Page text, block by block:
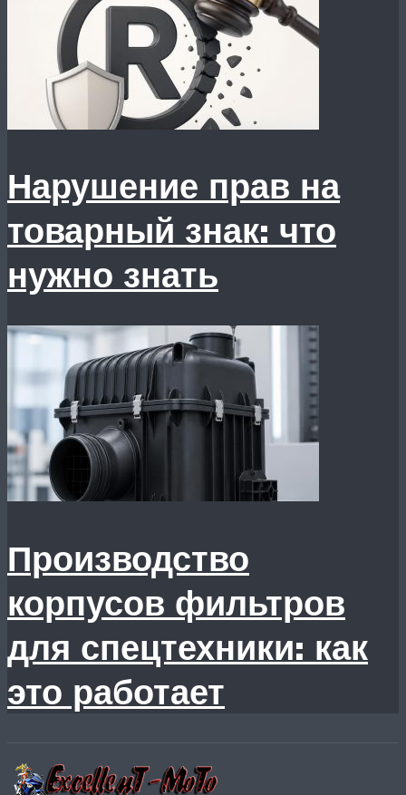
Нарушение прав на
товарный знак: что
нужно знать
Производство
корпусов фильтров
для спецтехники: как
это работает